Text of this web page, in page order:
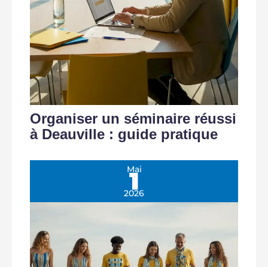
Organiser un séminaire réussi
à Deauville : guide pratique
Mai
1
2026